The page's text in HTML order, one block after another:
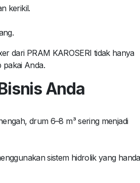
kerikil.
dari PRAM KAROSERI tidak hanya
pakai Anda.
Anda
drum 6–8 m³ sering menjadi
sistem hidrolik yang